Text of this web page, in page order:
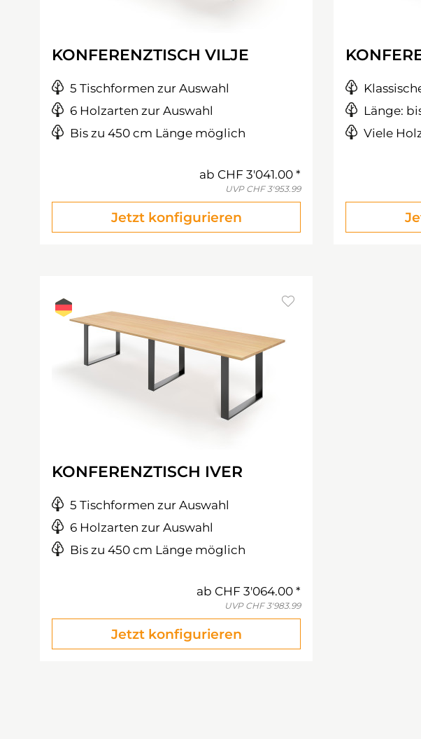
KONFERENZTISCH VILJE
5 Tischformen zur Auswahl
6 Holzarten zur Auswahl
Bis zu 450 cm Länge möglich
ab CHF 3'041.00
UVP CHF 3'953.99
Jetzt konfigurieren
Länge:
Viele
KONFERENZTISCH IVER
5 Tischformen zur Auswahl
6 Holzarten zur Auswahl
Bis zu 450 cm Länge möglich
ab CHF 3'064.00
UVP CHF 3'983.99
Jetzt konfigurieren